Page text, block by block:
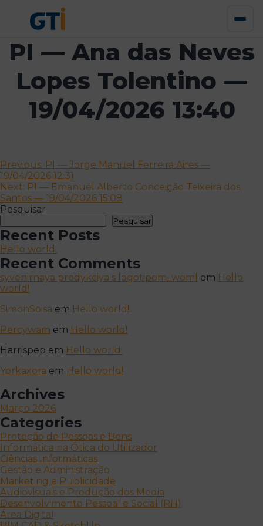
PI — Ana das Neves
Lopes Tolentino —
19/04/2026 13:40
Navegação
de
artigos
Previous: PI — Jorge Manuel Ferreira Aires —
19/04/2026 12:31
Next: PI — Emanuel Alberto Conceição Teixeira dos
Santos — 19/04/2026 15:08
Pesquisar
Pesquisar
Recent Posts
Hello world!
Recent Comments
syvenirnaya prodykciya s logotipom_woml em Hello
world!
SimonSoisa em Hello world!
Percywam em Hello world!
Harrispep em Hello world!
Yorkaxora em Hello world!
Archives
Março 2026
Categories
Proteção de Pessoas e Bens
Informática na Ótica do Utilizador
Ciências Informáticas
Gestão e Administração
Marketing e Publicidade
Audiovisuais e Produção dos Media
Desenvolvimento Pessoal e Social (RH)
Área Digital